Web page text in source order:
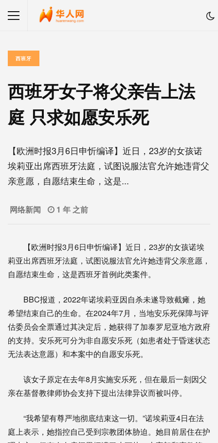
西班牙
西班牙女子将父亲告上法
庭 只求如愿安乐死
【欧洲时报3月6日申忻编译】近日，23岁的女孩诺
埃莉亚出席西班牙法庭，试图说服法官允许她违背父
亲意愿，自愿结束生命，这是...
网络新闻 1 年 之前
【欧洲时报3月6日申忻编译】近日，23岁的女孩诺埃
莉亚出席西班牙法庭，试图说服法官允许她违背父亲意愿，
自愿结束生命，这是西班牙首例此类案件。
BBC报道，2022年诺埃莉亚因自杀未遂导致截瘫，她
希望结束自己的生命。在2024年7月，当地安乐死保障与评
估委员会全票通过其决定后，她获得了加泰罗尼亚地方政府
的支持。安乐死可分为非自愿安乐死（如患者处于昏迷状态
无法表达意愿）和本案中的自愿安乐死。
该女子原定在去年8月实施安乐死，但在最后一刻因父
亲在基督教律师协会支持下提出法律异议而被叫停。
“我希望有尊严地彻底结束这一切。”诺埃莉亚4日在法
庭上表示，她指控自己受到宗教团体胁迫。她目前居住在护